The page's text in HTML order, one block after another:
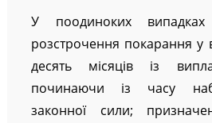
У поодиноких випадках
розстрочення покарання у
десять місяців із
починаючи із часу
законної сили;